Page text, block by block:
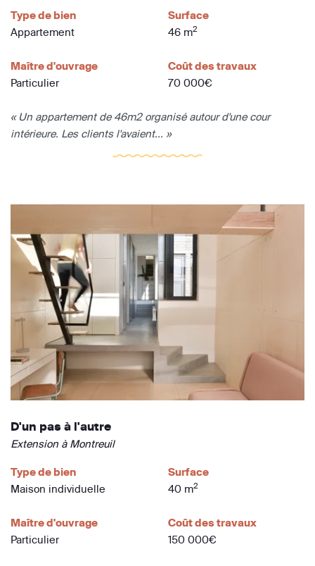
Type de bien
Appartement
Surface
46 m2
Maître d'ouvrage
Particulier
Coût des travaux
70 000€
« Un appartement de 46m2 organisé autour d'une cour
intérieure. Les clients l'avaient... »
D'un pas à l'autre
Extension à Montreuil
Type de bien
Maison individuelle
Surface
40 m2
Maître d'ouvrage
Particulier
Coût des travaux
150 000€